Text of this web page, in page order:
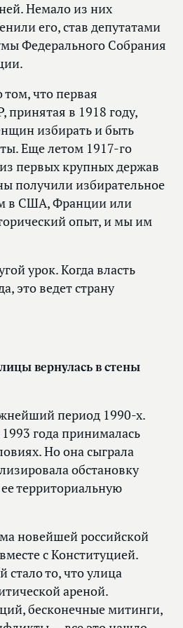
Немало из них
его, став депутатами
Федерального Собрания
том, что первая
в 1918 году,
избирать и быть
Еще летом 1917-го
первых крупных держав
получили избирательное
в США, Франции или
опыт, и мы им
урок. Когда власть
это ведет страну
вернулась в стены
период 1990-х.
года принималась
Но она сыграла
обстановку
территориальную
новейшей российской
с Конституцией.
стало то, что улица
ареной.
бесконечные митинги,